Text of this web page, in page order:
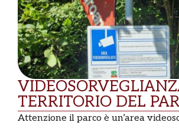
TERRITORIO DEL
Attenzione il parco è un’area